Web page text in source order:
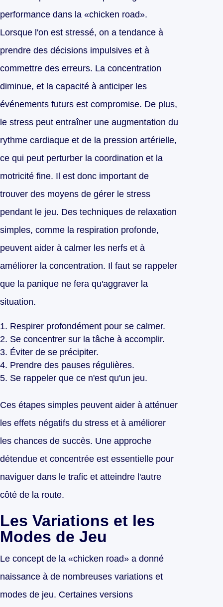
performance dans la «chicken road».
Lorsque l'on est stressé, on a tendance à
prendre des décisions impulsives et à
commettre des erreurs. La concentration
diminue, et la capacité à anticiper les
événements futurs est compromise. De plus,
le stress peut entraîner une augmentation du
rythme cardiaque et de la pression artérielle,
ce qui peut perturber la coordination et la
motricité fine. Il est donc important de
trouver des moyens de gérer le stress
pendant le jeu. Des techniques de relaxation
simples, comme la respiration profonde,
peuvent aider à calmer les nerfs et à
améliorer la concentration. Il faut se rappeler
que la panique ne fera qu'aggraver la
situation.
Respirer profondément pour se calmer.
Se concentrer sur la tâche à accomplir.
Éviter de se précipiter.
Prendre des pauses régulières.
Se rappeler que ce n'est qu'un jeu.
Ces étapes simples peuvent aider à atténuer
les effets négatifs du stress et à améliorer
les chances de succès. Une approche
détendue et concentrée est essentielle pour
naviguer dans le trafic et atteindre l'autre
côté de la route.
Les Variations et les
Modes de Jeu
Le concept de la «chicken road» a donné
naissance à de nombreuses variations et
modes de jeu. Certaines versions